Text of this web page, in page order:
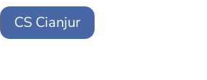
CS Cianjur